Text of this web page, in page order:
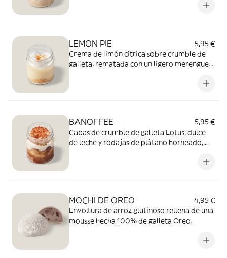
LEMON PIE
5,95 €
Crema de limón cítrica sobre crumble de
galleta, rematada con un ligero merengue
BANOFFEE
5,95 €
Capas de crumble de galleta Lotus, dulce
de leche y rodajas de plátano horneado,
MOCHI DE OREO
4,95 €
Envoltura de arroz glutinoso rellena de una
mousse hecha 100% de galleta Oreo.